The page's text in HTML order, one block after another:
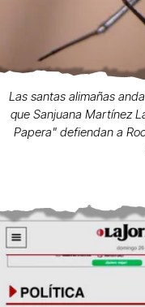
Las santas alimañas
que Sanjuana Martínez
Papera" defiendan a